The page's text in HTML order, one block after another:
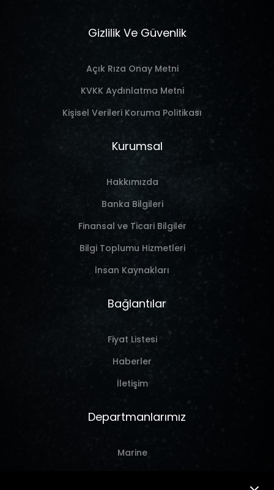
Gizlilik Ve Güvenlik
Açık Rıza Onay Metni
KVKK Aydınlatma Metni
Kişisel Verileri Koruma Politikası
Kurumsal
Hakkımızda
Banka Bilgileri
Finansal ve Ticari Bilgiler
Bilgi Toplumu Hizmetleri
İnsan Kaynakları
Bağlantılar
Fiyat Listesi
Haberler
İletişim
Departmanlarımız
Marine